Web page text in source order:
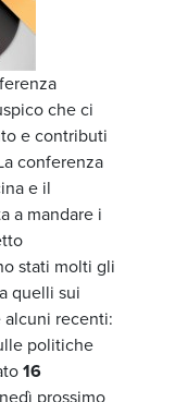
che ci
e contributi
conferenza
e il
a mandare i
stati molti gli
quelli sui
alcuni recenti:
politiche
16